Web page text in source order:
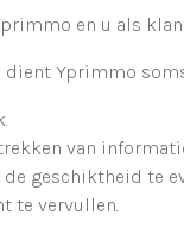
en u als
Yprimmo
van
de geschiktheid te
te vervullen.